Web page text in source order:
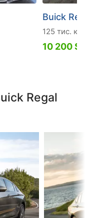
Buick
125 тис. км
10 200 $
Regal